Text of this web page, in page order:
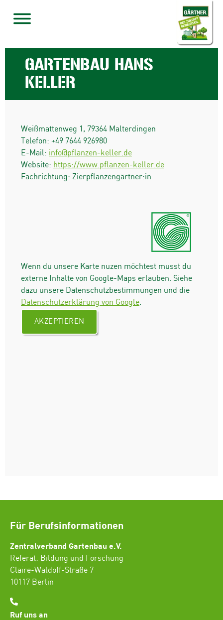
GARTENBAU HANS
KELLER
Weißmattenweg 1 , 79364 Malterdingen
Telefon: +49 7644 926980
E-Mail: info@pflanzen-keller.de
Website: https://www.pflanzen-keller.de
Fachrichtung: Zierpflanzengärtner:in
Wenn du unsere Karte nuzen möchtest musst du
externe Inhalte von Google-Maps erlauben. Siehe
dazu unsere Datenschutzbestimmungen und die
Datenschutzerklärung von Google.
AKZEPTIEREN
Für Berufsinformationen
Zentralverband Gartenbau e.V.
Referat: Bildung und Forschung
Claire-Waldoff-Straße 7
10117 Berlin
Ruf uns an